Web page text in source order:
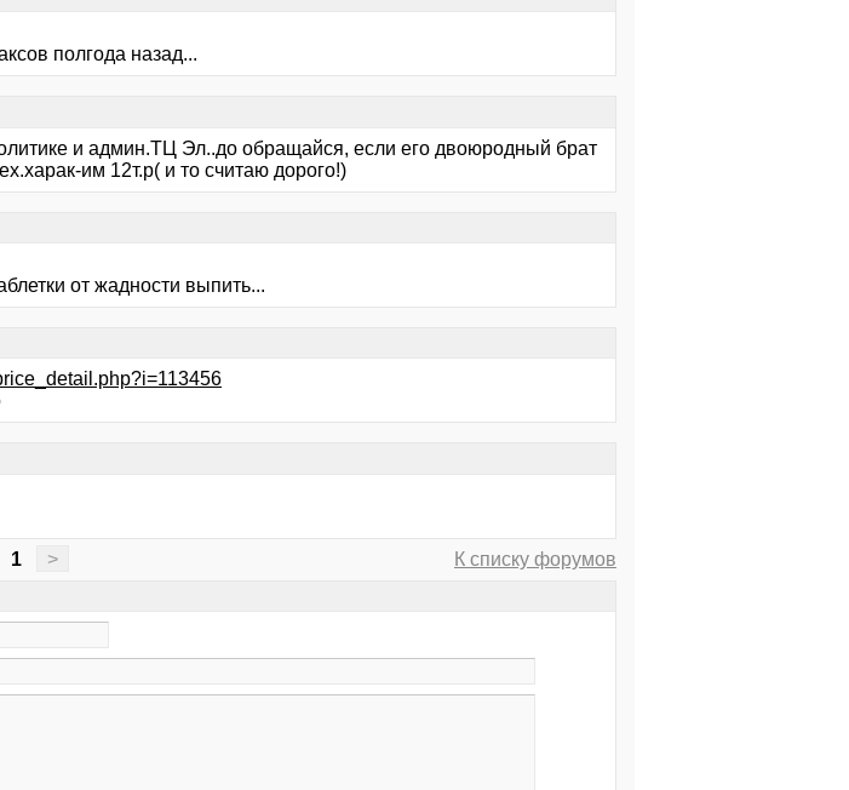
полгода назад...
и админ.ТЦ Эл..до обращайся, если его двоюродный брат
им 12т.р( и то считаю дорого!)
от жадности выпить...
1 >
К списку форумов